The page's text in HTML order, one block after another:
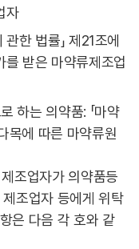
자
한 법률」 제21조에
를 받은 마약류제조업
하는 의약품: 「마약
목에 따른 마약류원
조업자가 의약품등
조업자 등에게 위탁
은 다음 각 호와 같